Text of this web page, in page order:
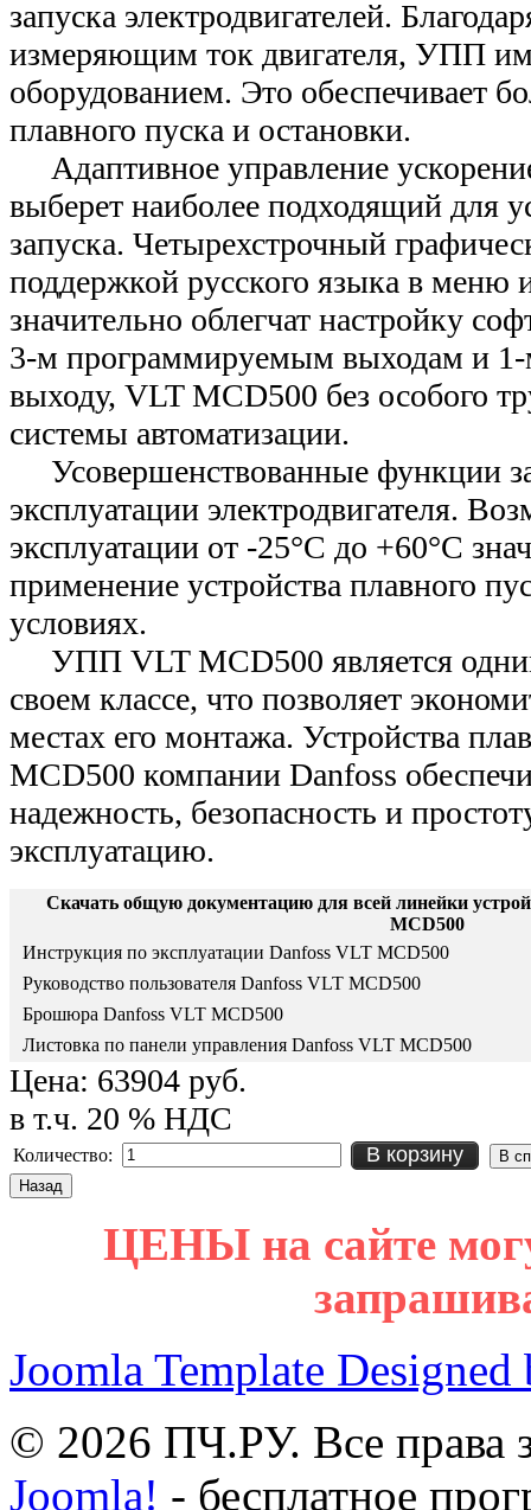
запуска электродвигателей.
измеряющим ток двигателя, УПП
оборудованием. Это обеспечивает
плавного пуска и остановки.
Адаптивное управление
выберет наиболее подходящий для
запуска. Четырехстрочный
поддержкой русского языка в меню
значительно облегчат настройку
3-м программируемым выходам и 1-
выходу, VLT MCD500 без особого
системы автоматизации.
Усовершенствованные функции
эксплуатации электродвигателя.
эксплуатации от -25°С до +60°С
применение устройства плавного
условиях.
УПП VLT MCD500 является
своем классе, что позволяет
местах его монтажа. Устройства
MCD500 компании Danfoss
надежность, безопасность и
эксплуатацию.
Скачать общую документацию для всей линейки
MCD500
Инструкция по эксплуатации Danfoss VLT MCD500
Руководство пользователя Danfoss VLT MCD500
Брошюра Danfoss VLT MCD500
Листовка по панели управления Danfoss VLT MCD500
Цена: 63904 руб.
в т.ч. 20 % НДС
Количество: В корзину
ЦЕНЫ на сайте
Joomla Template Designed
© 2026 ПЧ.РУ. Все права
Joomla! - бесплатное